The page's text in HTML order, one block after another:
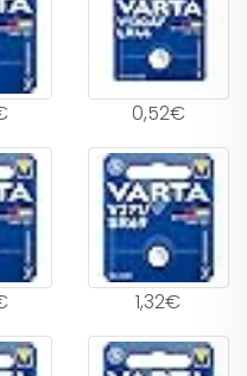
0,52€
1,32€